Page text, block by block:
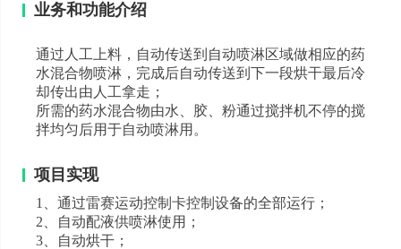
业务和功能介绍
通过人工上料，自动传送到自动喷淋区域做相应的药
水混合物喷淋，完成后自动传送到下一段烘干最后冷
却传出由人工拿走；
所需的药水混合物由水、胶、粉通过搅拌机不停的搅
拌均匀后用于自动喷淋用。
项目实现
1、通过雷赛运动控制卡控制设备的全部运行；
2、自动配液供喷淋使用；
3、自动烘干；